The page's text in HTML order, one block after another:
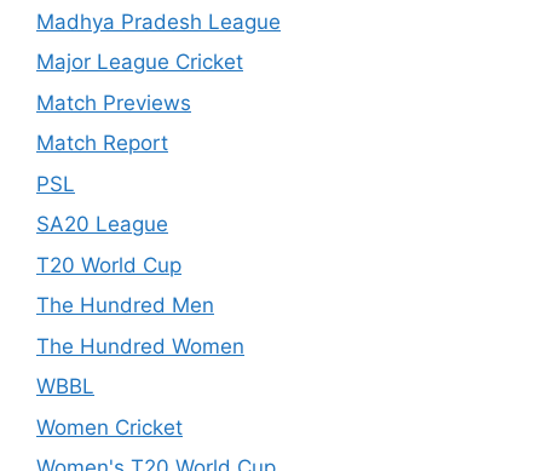
Madhya Pradesh League
Major League Cricket
Match Previews
Match Report
PSL
SA20 League
T20 World Cup
The Hundred Men
The Hundred Women
WBBL
Women Cricket